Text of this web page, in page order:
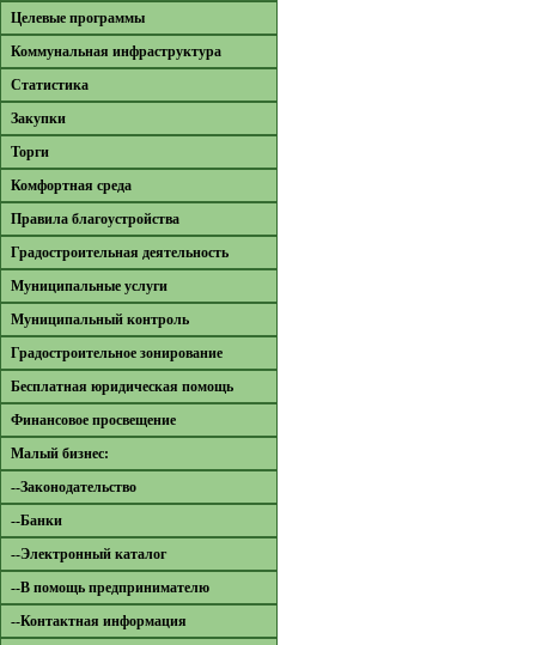
Целевые программы
Коммунальная инфраструктура
Cтатистика
Закупки
Торги
Комфортная среда
Правила благоустройства
Градостроительная деятельность
Муниципальные услуги
Муниципальный контроль
Градостроительное зонирование
Бесплатная юридическая помощь
Финансовое просвещение
Малый бизнес:
--Законодательство
--Банки
--Электронный каталог
--В помощь предпринимателю
--Контактная информация